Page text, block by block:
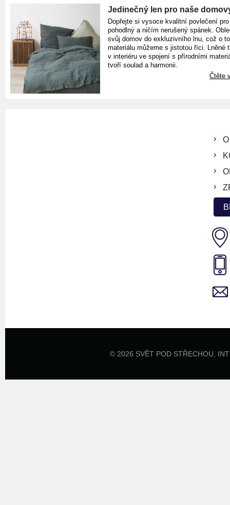
Jedinečný len pro naše
Dopřejte si vysoce kvalitní povlečení pro
pohodlný a ničím nerušený spánek.
svůj domov do exkluzivního lnu, což o
materiálu můžeme s jistotou říci. Lněné
v interiéru ve spojení s přírodními
tvoří soulad a harmonii.
Čtěte
© 2026 SVĚT POD STŘECHOU,